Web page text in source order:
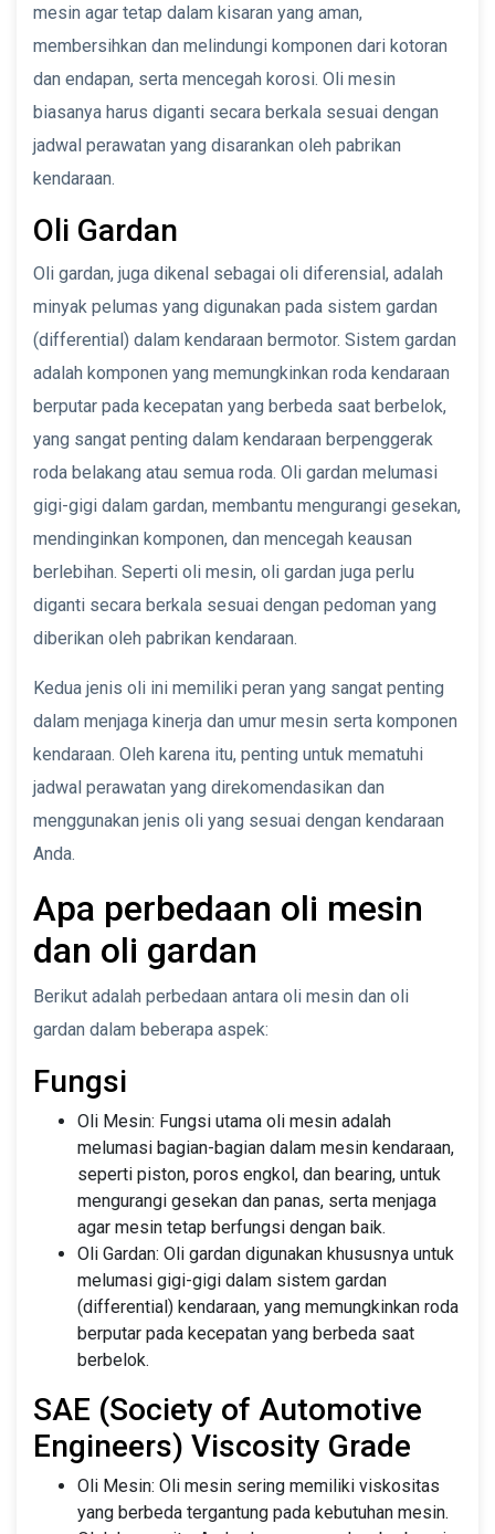
mesin agar tetap dalam kisaran yang aman,
membersihkan dan melindungi komponen dari kotoran
dan endapan, serta mencegah korosi. Oli mesin
biasanya harus diganti secara berkala sesuai dengan
jadwal perawatan yang disarankan oleh pabrikan
kendaraan.
Oli Gardan
Oli gardan, juga dikenal sebagai oli diferensial, adalah
minyak pelumas yang digunakan pada sistem gardan
(differential) dalam kendaraan bermotor. Sistem gardan
adalah komponen yang memungkinkan roda kendaraan
berputar pada kecepatan yang berbeda saat berbelok,
yang sangat penting dalam kendaraan berpenggerak
roda belakang atau semua roda. Oli gardan melumasi
gigi-gigi dalam gardan, membantu mengurangi gesekan,
mendinginkan komponen, dan mencegah keausan
berlebihan. Seperti oli mesin, oli gardan juga perlu
diganti secara berkala sesuai dengan pedoman yang
diberikan oleh pabrikan kendaraan.
Kedua jenis oli ini memiliki peran yang sangat penting
dalam menjaga kinerja dan umur mesin serta komponen
kendaraan. Oleh karena itu, penting untuk mematuhi
jadwal perawatan yang direkomendasikan dan
menggunakan jenis oli yang sesuai dengan kendaraan
Anda.
Apa perbedaan oli mesin
dan oli gardan
Berikut adalah perbedaan antara oli mesin dan oli
gardan dalam beberapa aspek:
Fungsi
Oli Mesin: Fungsi utama oli mesin adalah
melumasi bagian-bagian dalam mesin kendaraan,
seperti piston, poros engkol, dan bearing, untuk
mengurangi gesekan dan panas, serta menjaga
agar mesin tetap berfungsi dengan baik.
Oli Gardan: Oli gardan digunakan khususnya untuk
melumasi gigi-gigi dalam sistem gardan
(differential) kendaraan, yang memungkinkan roda
berputar pada kecepatan yang berbeda saat
berbelok.
SAE (Society of Automotive
Engineers) Viscosity Grade
Oli Mesin: Oli mesin sering memiliki viskositas
yang berbeda tergantung pada kebutuhan mesin.